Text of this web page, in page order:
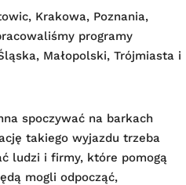
Krakowa, Poznania,
programy
Małopolski, Trójmiasta i
spoczywać na barkach
takiego wyjazdu trzeba
ludzi i firmy, które pomogą
mogli odpocząć,